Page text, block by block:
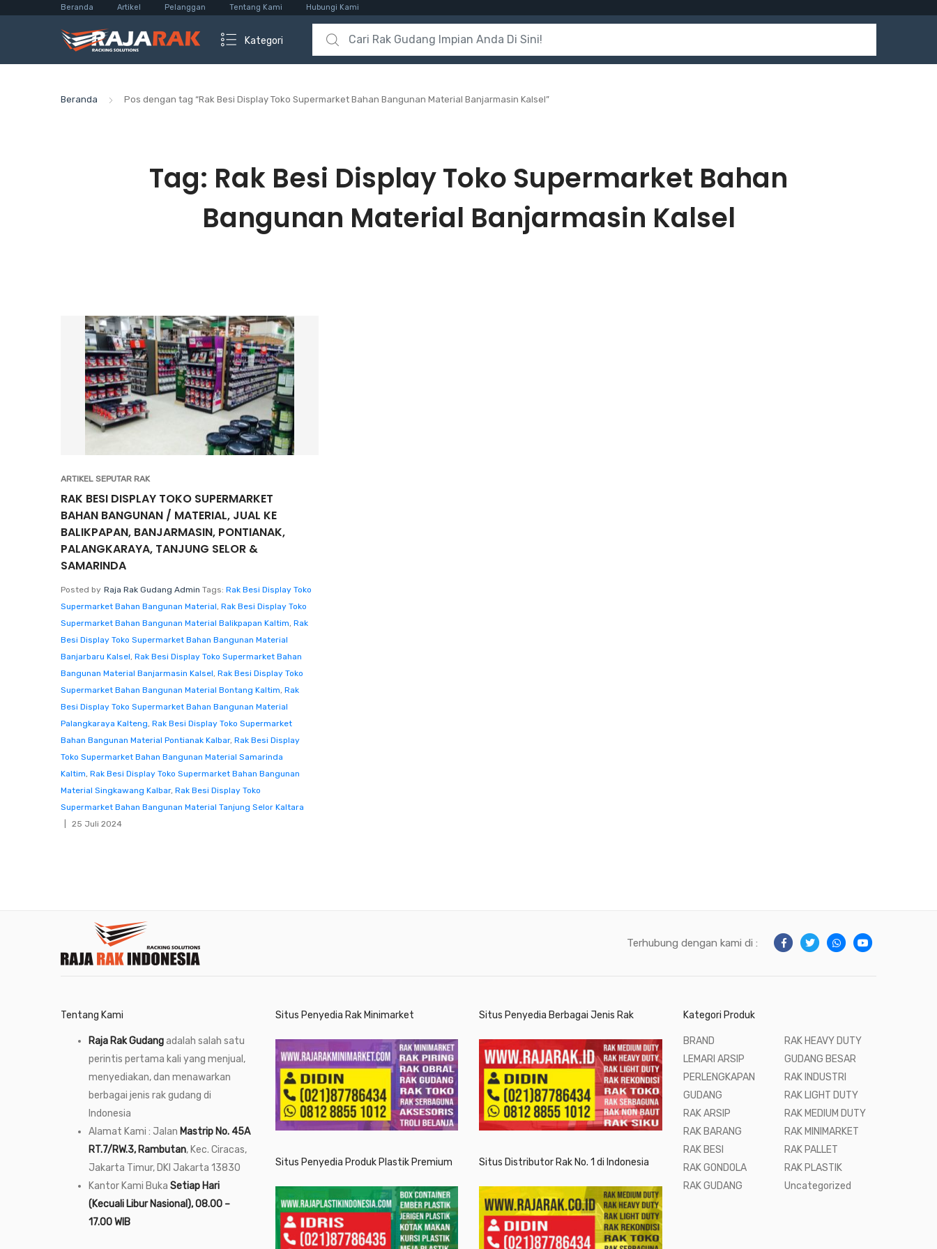
Beranda Artikel Pelanggan Tentang Kami Hubungi Kami
Kategori
Search for:
Beranda Pos dengan tag “Rak Besi Display Toko Supermarket Bahan Bangunan Material Banjarmasin Kalsel”
Tag: Rak Besi Display Toko Supermarket Bahan
Bangunan Material Banjarmasin Kalsel
ARTIKEL SEPUTAR RAK
RAK BESI DISPLAY TOKO SUPERMARKET
BAHAN BANGUNAN / MATERIAL, JUAL KE
BALIKPAPAN, BANJARMASIN, PONTIANAK,
PALANGKARAYA, TANJUNG SELOR &
SAMARINDA
Posted by Raja Rak Gudang Admin Tags: Rak Besi Display Toko
Supermarket Bahan Bangunan Material, Rak Besi Display Toko
Supermarket Bahan Bangunan Material Balikpapan Kaltim, Rak
Besi Display Toko Supermarket Bahan Bangunan Material
Banjarbaru Kalsel, Rak Besi Display Toko Supermarket Bahan
Bangunan Material Banjarmasin Kalsel, Rak Besi Display Toko
Supermarket Bahan Bangunan Material Bontang Kaltim, Rak
Besi Display Toko Supermarket Bahan Bangunan Material
Palangkaraya Kalteng, Rak Besi Display Toko Supermarket
Bahan Bangunan Material Pontianak Kalbar, Rak Besi Display
Toko Supermarket Bahan Bangunan Material Samarinda
Kaltim, Rak Besi Display Toko Supermarket Bahan Bangunan
Material Singkawang Kalbar, Rak Besi Display Toko
Supermarket Bahan Bangunan Material Tanjung Selor Kaltara
25 Juli 2024
Terhubung dengan kami di :
Tentang Kami
Raja Rak Gudangadalah salah satu
perintis pertama kali yang menjual,
menyediakan, dan menawarkan
berbagai jenis rak gudang di
Indonesia
Alamat Kami : Jalan Mastrip No. 45A
RT.7/RW.3, Rambutan, Kec. Ciracas,
Jakarta Timur, DKI Jakarta 13830
Kantor Kami Buka Setiap Hari
(Kecuali Libur Nasional), 08.00 –
17.00 WIB
Situs Penyedia Rak Minimarket
Situs Penyedia Produk Plastik Premium
Situs Penyedia Berbagai Jenis Rak
Situs Distributor Rak No. 1 di Indonesia
Kategori Produk
BRAND
LEMARI ARSIP
PERLENGKAPAN
GUDANG
RAK ARSIP
RAK BARANG
RAK BESI
RAK GONDOLA
RAK GUDANG
RAK HEAVY DUTY
GUDANG BESAR
RAK INDUSTRI
RAK LIGHT DUTY
RAK MEDIUM DUTY
RAK MINIMARKET
RAK PALLET
RAK PLASTIK
Uncategorized